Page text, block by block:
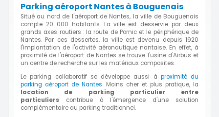
Parking aéroport Nantes à Bouguenais
Situé au nord de l'aéroport de Nantes, la ville de Bouguenais
compte 20 000 habitants. La ville est desservie par deux
grands axes routiers : la route de Pornic et le périphérique de
Nantes. Par ces dessertes, la ville est devenu depuis 1920
l'implantation de l'activité aéronautique nantaise. En effet, à
proximité de l'aéroport de Nantes se trouve l'usine d'Airbus et
un centre de recherche sur les matériaux composites.
Le parking collaboratif se développe aussi à proximité du
parking aéroport de Nantes. Moins cher et plus pratique, la
location de parking particulier entre
particuliers contribue à l'émergence d'une solution
complémentaire au parking traditionnel.